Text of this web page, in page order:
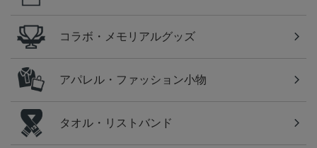
コラボ・メモリアルグッズ
アパレル・ファッション小物
タオル・リストバンド